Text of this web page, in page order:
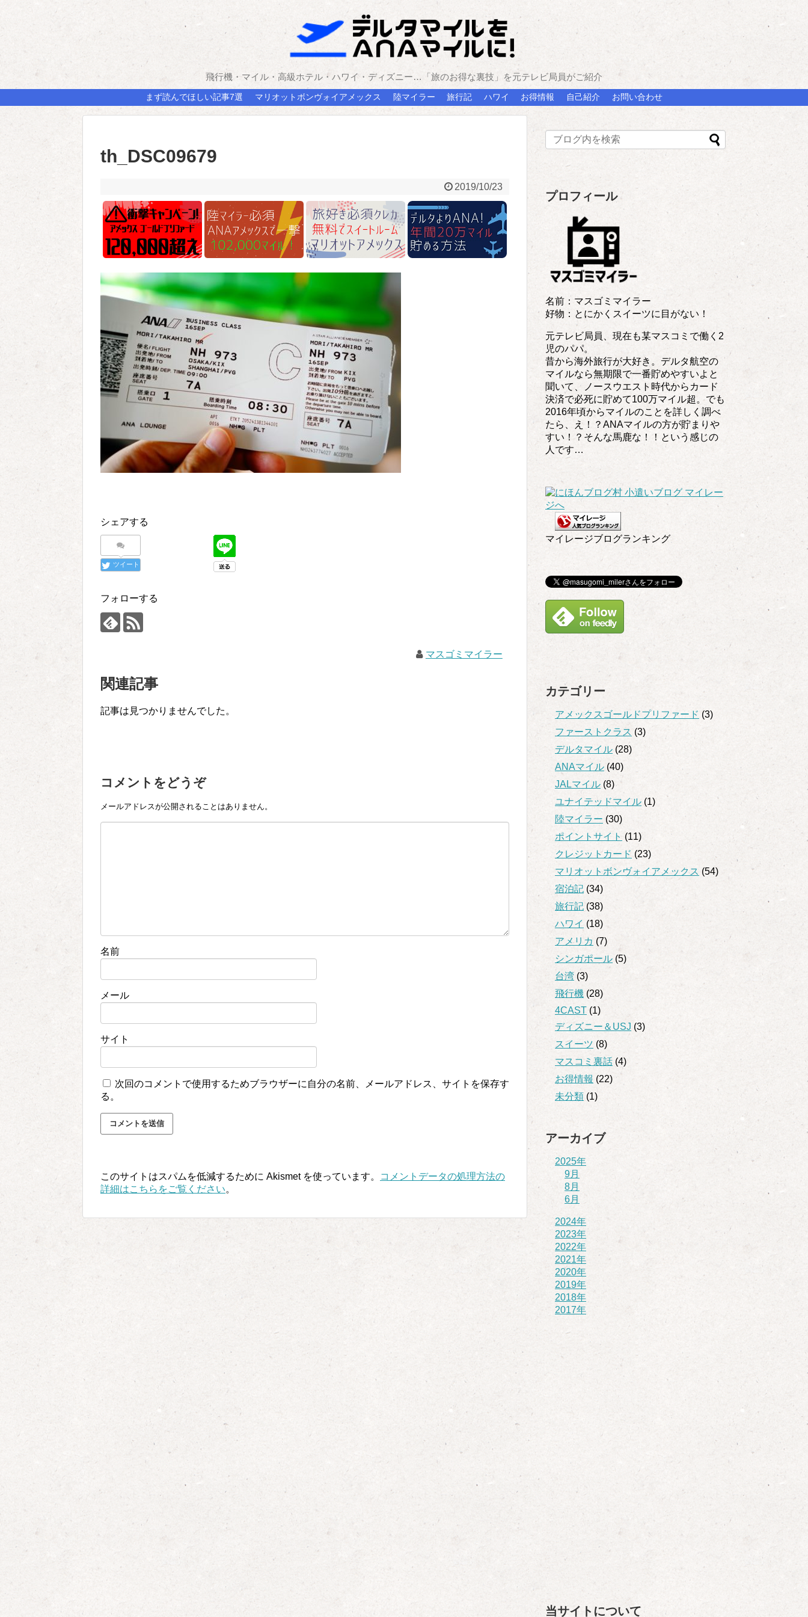
飛行機・マイル・高級ホテル・ハワイ・ディズニー…「旅のお得な裏技」を元テレビ局員がご紹介
まず読んでほしい記事7選 マリオットボンヴォイアメックス 陸マイラー 旅行記 ハワイ お得情報 自己紹介 お問い合わせ
th_DSC09679
2019/10/23
シェアする
ツイート
フォローする
マスゴミマイラー
関連記事
記事は見つかりませんでした。
コメントをどうぞ
メールアドレスが公開されることはありません。
名前
メール
サイト
次回のコメントで使用するためブラウザーに自分の名前、メールアドレス、サイトを保存す
る。
このサイトはスパムを低減するために Akismet を使っています。
コメントデータの処理方法の
詳細はこちらをご覧ください。
プロフィール
名前：マスゴミマイラー
好物：とにかくスイーツに目がない！
元テレビ局員、現在も某マスコミで働く2
児のパパ。
昔から海外旅行が大好き。デルタ航空の
マイルなら無期限で一番貯めやすいよと
聞いて、ノースウエスト時代からカード
決済で必死に貯めて100万マイル超。でも
2016年頃からマイルのことを詳しく調べ
たら、え！？ANAマイルの方が貯まりや
すい！？そんな馬鹿な！！という感じの
人です…
マイレージブログランキング
カテゴリー
アメックスゴールドプリファード (3)
ファーストクラス (3)
デルタマイル (28)
ANAマイル (40)
JALマイル (8)
ユナイテッドマイル (1)
陸マイラー (30)
ポイントサイト (11)
クレジットカード (23)
マリオットボンヴォイアメックス (54)
宿泊記 (34)
旅行記 (38)
ハワイ (18)
アメリカ (7)
シンガポール (5)
台湾 (3)
飛行機 (28)
4CAST (1)
ディズニー＆USJ (3)
スイーツ (8)
マスコミ裏話 (4)
お得情報 (22)
未分類 (1)
アーカイブ
2025年
9月
8月
6月
2024年
2023年
2022年
2021年
2020年
2019年
2018年
2017年
当サイトについて